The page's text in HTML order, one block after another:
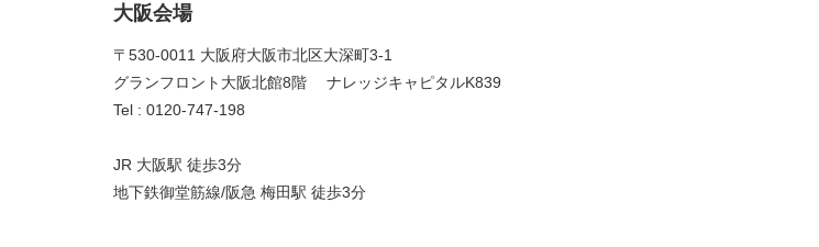
大阪会場
〒530-0011 大阪府大阪市北区大深町3-1
グランフロント大阪北館8階 ナレッジキャピタルK839
Tel : 0120-747-198
JR 大阪駅 徒歩3分
地下鉄御堂筋線/阪急 梅田駅 徒歩3分